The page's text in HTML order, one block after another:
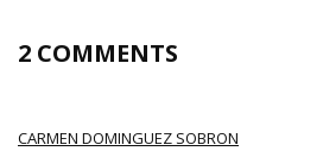
2 COMMENTS
CARMEN DOMINGUEZ SOBRON